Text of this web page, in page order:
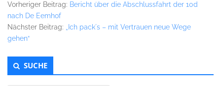
Vorheriger Beitrag: Bericht über die Abschlussfahrt der 10d
nach De Eemhof
Nächster Beitrag: „Ich pack´s – mit Vertrauen neue Wege
gehen“
Untergeordnet
Seitenleiste
SUCHE